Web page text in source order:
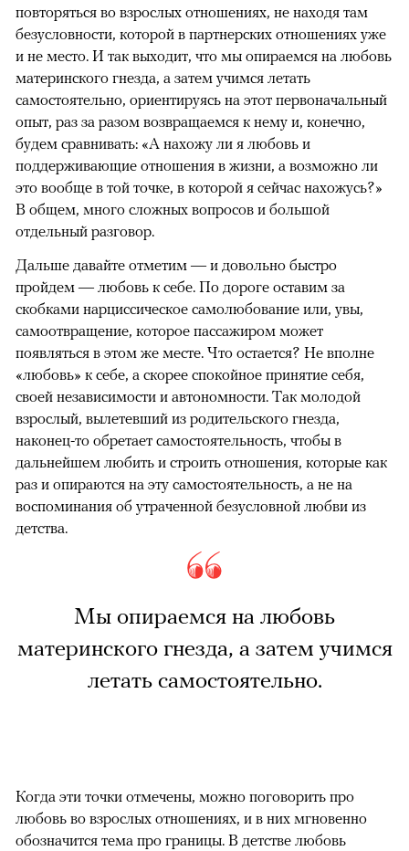
повторяться во взрослых отношениях, не находя там
безусловности, которой в партнерских отношениях уже
и не место. И так выходит, что мы опираемся на любовь
материнского гнезда, а затем учимся летать
самостоятельно, ориентируясь на этот первоначальный
опыт, раз за разом возвращаемся к нему и, конечно,
будем сравнивать: «А нахожу ли я любовь и
поддерживающие отношения в жизни, а возможно ли
это вообще в той точке, в которой я сейчас нахожусь?»
В общем, много сложных вопросов и большой
отдельный разговор.
Дальше давайте отметим — и довольно быстро
пройдем — любовь к себе. По дороге оставим за
скобками нарциссическое самолюбование или, увы,
самоотвращение, которое пассажиром может
появляться в этом же месте. Что остается? Не вполне
«любовь» к себе, а скорее спокойное принятие себя,
своей независимости и автономности. Так молодой
взрослый, вылетевший из родительского гнезда,
наконец-то обретает самостоятельность, чтобы в
дальнейшем любить и строить отношения, которые как
раз и опираются на эту самостоятельность, а не на
воспоминания об утраченной безусловной любви из
детства.
Мы опираемся на любовь
материнского гнезда, а затем учимся
летать самостоятельно.
Когда эти точки отмечены, можно поговорить про
любовь во взрослых отношениях, и в них мгновенно
обозначится тема про границы. В детстве любовь